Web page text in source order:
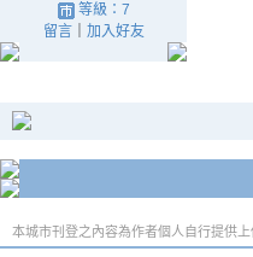
等級：7
留言｜ 加入好友
本城市刊登之內容為作者個人自行提供上